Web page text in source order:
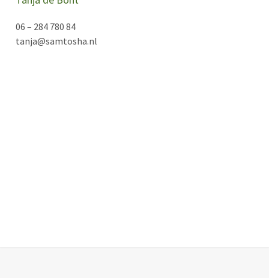
06 – 284 780 84
tanja@samtosha.nl